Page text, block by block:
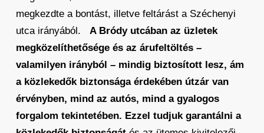
megkezdte a bontást, illetve feltárást a Széchenyi
utca irányából. A Bródy utcában az üzletek
megközelíthetősége és az árufeltöltés –
valamilyen irányból – mindig biztosított lesz, ám
a közlekedők biztonsága érdekében útzár van
érvényben, mind az autós, mind a gyalogos
forgalom tekintetében. Ezzel tudjuk garantálni a